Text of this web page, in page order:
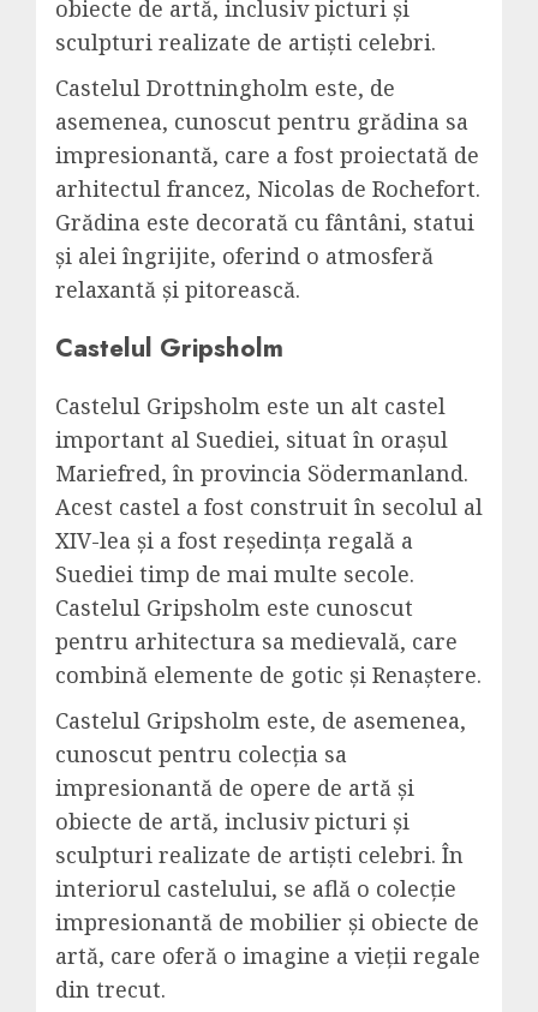
obiecte de artă, inclusiv picturi și
sculpturi realizate de artiști celebri.
Castelul Drottningholm este, de
asemenea, cunoscut pentru grădina sa
impresionantă, care a fost proiectată de
arhitectul francez, Nicolas de Rochefort.
Grădina este decorată cu fântâni, statui
și alei îngrijite, oferind o atmosferă
relaxantă și pitorească.
Castelul Gripsholm
Castelul Gripsholm este un alt castel
important al Suediei, situat în orașul
Mariefred, în provincia Södermanland.
Acest castel a fost construit în secolul al
XIV-lea și a fost reședința regală a
Suediei timp de mai multe secole.
Castelul Gripsholm este cunoscut
pentru arhitectura sa medievală, care
combină elemente de gotic și Renaștere.
Castelul Gripsholm este, de asemenea,
cunoscut pentru colecția sa
impresionantă de opere de artă și
obiecte de artă, inclusiv picturi și
sculpturi realizate de artiști celebri. În
interiorul castelului, se află o colecție
impresionantă de mobilier și obiecte de
artă, care oferă o imagine a vieții regale
din trecut.